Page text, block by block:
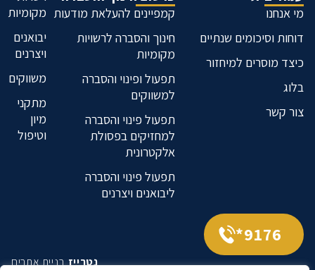
מי אנחנו
דוחות וסיכומים שנתיים
כיצד מוסרים למיחזור
בלוג
צור קשר
קמפיינים להעלאת מודעות
חינוך והסברה לרשויות
מקומיות
תפעול ופינוי והסברה
למשווקים
תפעול פינוי והסברה
למחזיקים בפסולת
אלקטרונית
תפעול פינוי והסברה
ליבואנים ויצרנים
מקומיות
יבואנים
ויצרנים
משווקים
מתקני
מיון
וטיפול
9176*
נטרייזבניית אתרים